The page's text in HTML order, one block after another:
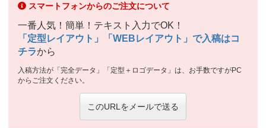
スマートフォンからのご注文について
一番人気！簡単！テキスト入力でOK！
「定型レイアウト」「WEBレイアウト」で入稿はコ
チラから
入稿方法が「完全データ」「定型＋ロゴデータ」は、お手数ですがPC
からご注文ください。
このURLをメールで送る